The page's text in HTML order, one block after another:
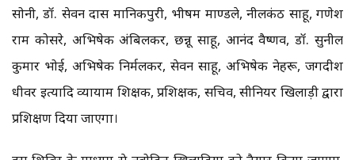
सोनी, डॉ. सेवन दास मानिकपुरी, भीषम माण्डले, नीलकंठ साहू, गणेश
राम कोसरे, अभिषेक अंबिलकर, छन्नू साहू, आनंद वैष्णव, डॉ. सुनील
कुमार भोई, अभिषेक निर्मलकर, सेवन साहू, अभिषेक नेहरू, जगदीश
धीवर इत्यादि व्यायाम शिक्षक, प्रशिक्षक, सचिव, सीनियर खिलाड़ी द्वारा
प्रशिक्षण दिया जाएगा।